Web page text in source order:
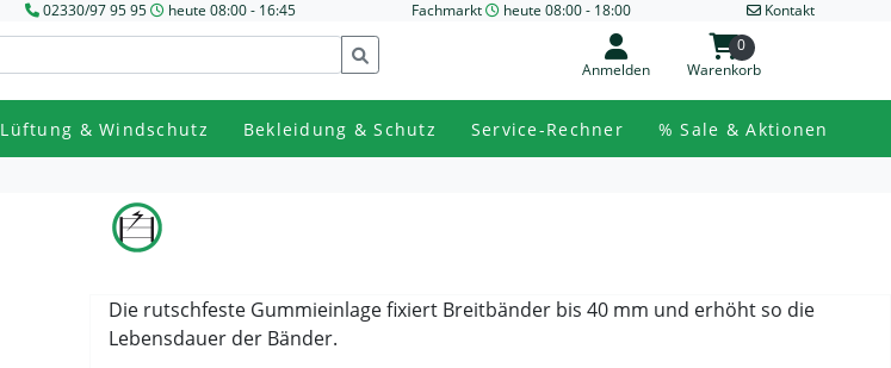
02330/97 95 95 heute 08:00 - 16:45 Fachmarkt heute 08:00 - 18:00 Kontakt
Anmelden Warenkorb
0
Lüftung & Windschutz Bekleidung & Schutz Service-Rechner % Sale & Aktionen
Die rutschfeste Gummieinlage fixiert Breitbänder bis 40 mm und erhöht so die
Lebensdauer der Bänder.